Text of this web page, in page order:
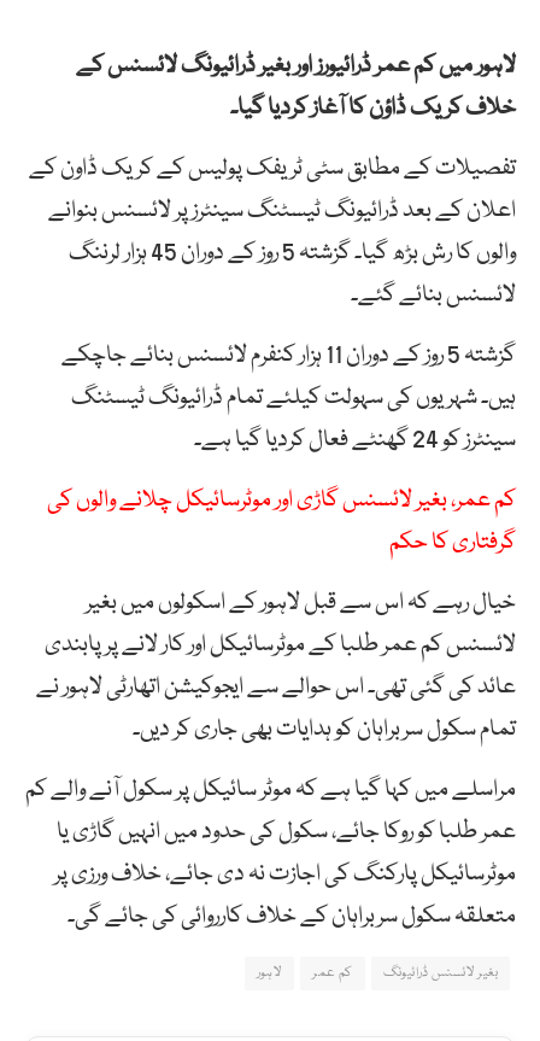
لاہور میں کم عمر ڈرائیورز اور بغیر ڈرائیونگ لائسنس کے
خلاف کریک ڈاؤن کا آغاز کردیا گیا۔
تفصیلات کے مطابق سٹی ٹریفک پولیس کے کریک ڈاون کے
اعلان کے بعد ڈرائیونگ ٹیسٹنگ سینٹرز پر لائسنس بنوانے
والوں کا رش بڑھ گیا۔ گزشتہ 5 روز کے دوران 45 ہزار لرننگ
لائسنس بنائے گئے۔
گزشتہ 5 روز کے دوران 11 ہزار کنفرم لائسنس بنائے جاچکے
ہیں۔ شہریوں کی سہولت کیلئے تمام ڈرائیونگ ٹیسٹنگ
سینٹرز کو 24 گھنٹے فعال کردیا گیا ہے۔
کم عمر، بغیر لائسنس گاڑی اور موٹرسائیکل چلانے والوں کی
گرفتاری کا حکم
خیال رہے کہ اس سے قبل لاہور کے اسکولوں میں بغیر
لائسنس کم عمر طلبا کے موٹرسائیکل اور کار لانے پر پابندی
عائد کی گئی تھی۔ اس حوالے سے ایجوکیشن اتھارٹی لاہور نے
تمام سکول سربراہان کو ہدایات بھی جاری کر دیں۔
مراسلے میں کہا گیا ہے کہ موٹر سائیکل پر سکول آنے والے کم
عمر طلبا کو روکا جائے، سکول کی حدود میں انہیں گاڑی یا
موٹرسائیکل پارکنگ کی اجازت نہ دی جائے، خلاف ورزی پر
متعلقہ سکول سربراہان کے خلاف کارروائی کی جائے گی۔
بغیر لائسنس ڈرائیونگ کم عمر لاہور